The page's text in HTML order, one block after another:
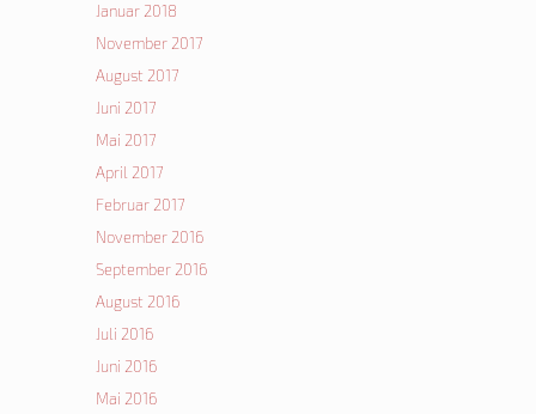
Januar 2018
November 2017
August 2017
Juni 2017
Mai 2017
April 2017
Februar 2017
November 2016
September 2016
August 2016
Juli 2016
Juni 2016
Mai 2016